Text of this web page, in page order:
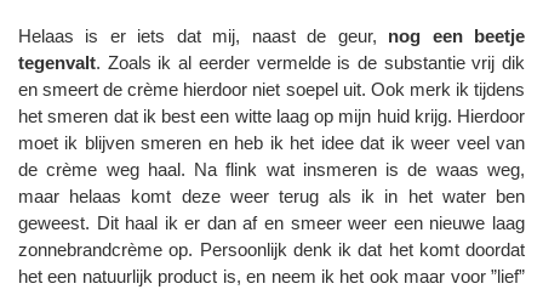
Helaas is er iets dat mij, naast de geur, nog een beetje
tegenvalt. Zoals ik al eerder vermelde is de substantie vrij dik
en smeert de crème hierdoor niet soepel uit. Ook merk ik tijdens
het smeren dat ik best een witte laag op mijn huid krijg. Hierdoor
moet ik blijven smeren en heb ik het idee dat ik weer veel van
de crème weg haal. Na flink wat insmeren is de waas weg,
maar helaas komt deze weer terug als ik in het water ben
geweest. Dit haal ik er dan af en smeer weer een nieuwe laag
zonnebrandcrème op. Persoonlijk denk ik dat het komt doordat
het een natuurlijk product is, en neem ik het ook maar voor ”lief”